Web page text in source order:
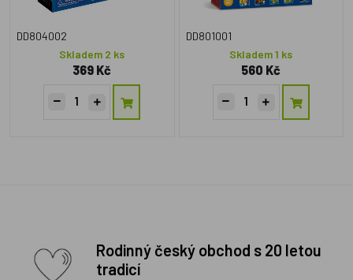
DD804002
Skladem 2 ks
369 Kč
DD801001
Skladem 1 ks
560 Kč
Rodinný český obchod s 20 letou
tradicí